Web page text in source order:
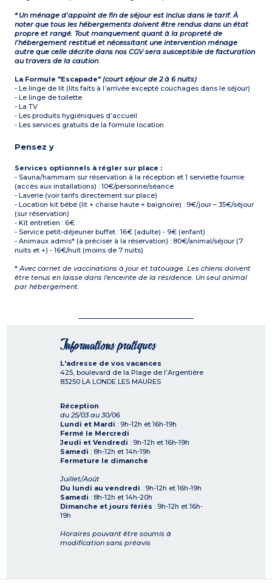
* Un ménage d’appoint de fin de séjour est inclus dans le tarif. À
noter que tous les hébergements doivent être rendus dans un état
propre et rangé. Tout manquement quant à la propreté de
l’hébergement restitué et nécessitant une intervention ménage
autre que celle décrite dans nos CGV sera susceptible de facturation
au travers de la caution.
La Formule "Escapade"(court séjour de 2 à 6 nuits) :
- Le linge de lit (lits faits à l’arrivée excepté couchages dans le séjour)
- Le linge de toilette
- La TV
- Les produits hygiéniques d’accueil
- Les services gratuits de la formule location
Pensez y
Services optionnels à régler sur place :
- Sauna/hammam sur réservation à la réception et 1 serviette fournie
(accès aux installations) : 10€/personne/séance
- Laverie (voir tarifs directement sur place)
- Location kit bébé (lit + chaise haute + baignoire) : 9€/jour – 35€/séjour
(sur réservation)
- Kit entretien : 6€
- Service petit-déjeuner buffet : 16€ (adulte) - 9€ (enfant)
- Animaux admis* (à préciser à la réservation) : 80€/animal/séjour (7
nuits et +) - 16€/nuit (moins de 7 nuits)
*Avec carnet de vaccinations à jour et tatouage. Les chiens doivent
être tenus en laisse dans l'enceinte de la résidence. Un seul animal
par hébergement.
Informations pratiques
L'adresse de vos vacances
425, boulevard de la Plage de l’Argentière
83250 LA LONDE LES MAURES
Réception
du 25/03 au 30/06
Lundi et Mardi : 9h-12h et 16h-19h
Fermé le Mercredi
Jeudi et Vendredi : 9h-12h et 16h-19h
Samedi : 8h-12h et 14h-19h
Fermeture le dimanche
Juillet/Août
Du lundi au vendredi : 9h-12h et 16h-19h
Samedi : 8h-12h et 14h-20h
Dimanche et jours fériés : 9h-12h et 16h-
19h
Horaires pouvant être soumis à
modification sans préavis